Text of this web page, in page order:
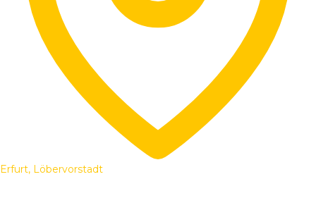
Erfurt, Löbervorstadt